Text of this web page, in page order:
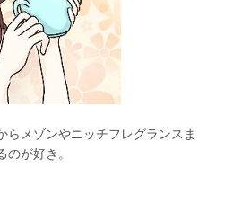
らメゾンやニッチフレグランスま
が好き。